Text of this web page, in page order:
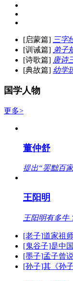
[启蒙篇] 三字
[训诫篇] 弟子
[诗歌篇] 唐诗
[典故篇] 幼学
国学人物
更多>
董仲舒
提出“罢黜百
王阳明
王阳明有多牛
[老子]道家祖
[鬼谷子]是中
[墨子]孟子曾
[孙子]其《孙